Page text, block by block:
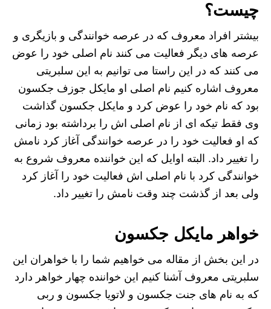
چیست؟
بیشتر افراد معروف که در عرصه خوانندگی و بازیگری و
عرصه های دیگر فعالیت می‌ کنند نام اصلی خود را عوض
می کنند که در این راستا می ‌توانیم به این سلبریتی
معروف اشاره کنیم نام اصلی او مایکل جوزف جکسون
بود که نام خود را عوض کرد و مایکل جکسون گذاشت
وی فقط تیکه ای از نام اصلی اش را برداشته بود زمانی
که او فعالیت خود را در عرصه خوانندگی آغاز کرد نامش
را تغییر داد. البته اوایل که این خواننده معروف شروع به
خوانندگی کرد با نام اصلی اش فعالیت خود را آغاز کرد
ولی بعد از گذشت چند وقت نامش را تغییر داد.
خواهر مایکل جکسون
در این بخش از مقاله می خواهیم شما را با خواهران این
سلبریتی معروف آشنا کنیم این خواننده چهار خواهر دارد
که به نام های جنت جکسون و لاتویا جکسون و ربی